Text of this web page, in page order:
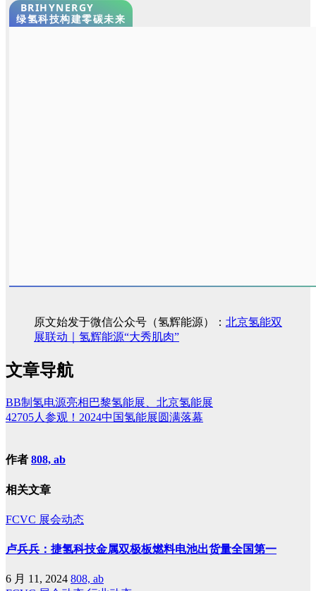
BRIHYNERGY
绿氢科技构建零碳未来
原文始发于微信公众号（氢辉能源）： 北京氢能双
展联动｜氢辉能源“大秀肌肉”
文章导航
BB制氢电源亮相巴黎氢能展、北京氢能展
42705人参观！2024中国氢能展圆满落幕
作者 808, ab
相关文章
FCVC 展会动态
卢兵兵：捷氢科技金属双极板燃料电池出货量全国第一
6 月 11, 2024 808, ab